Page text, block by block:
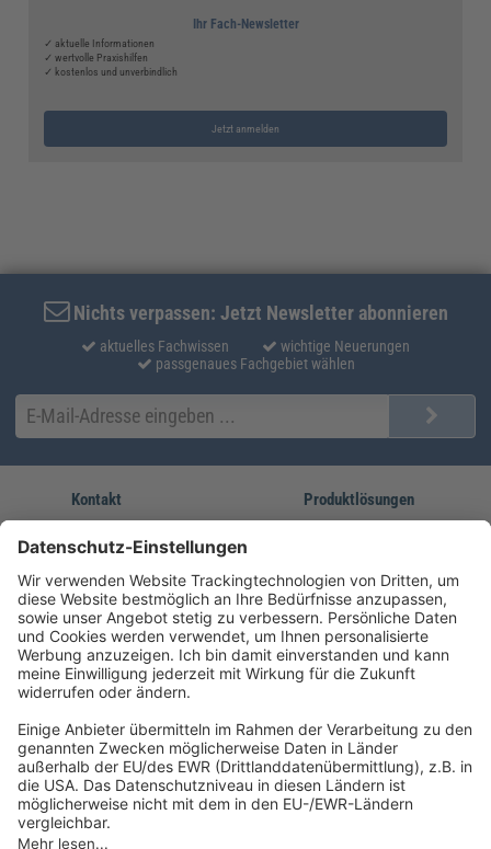
Ihr Fach-Newsletter
✓ aktuelle Informationen
✓ wertvolle Praxishilfen
✓ kostenlos und unverbindlich
Jetzt anmelden
Nichts verpassen: Jetzt Newsletter abonnieren
aktuelles Fachwissen
wichtige Neuerungen
passgenaues Fachgebiet wählen
Kontakt
service@forum-verlag.com
Mo-Do 07:30 - 17:00 Uhr
Fr 07:30 - 15:00 Uhr
Produktlösungen
Unsere Marken
Folgen Sie uns
Impressum